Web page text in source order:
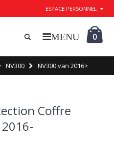
ESPACE PERSONNEL
0
NV300 NV300 van 2016>
Coffre